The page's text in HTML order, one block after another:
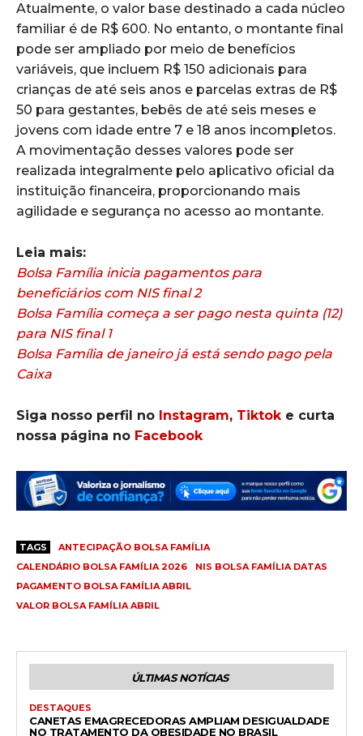
Atualmente, o valor base destinado a cada núcleo
familiar é de R$ 600. No entanto, o montante final
pode ser ampliado por meio de benefícios
variáveis, que incluem R$ 150 adicionais para
crianças de até seis anos e parcelas extras de R$
50 para gestantes, bebês de até seis meses e
jovens com idade entre 7 e 18 anos incompletos.
A movimentação desses valores pode ser
realizada integralmente pelo aplicativo oficial da
instituição financeira, proporcionando mais
agilidade e segurança no acesso ao montante.
Leia mais:
Bolsa Família inicia pagamentos para
beneficiários com NIS final 2
Bolsa Família começa a ser pago nesta quinta (12)
para NIS final 1
Bolsa Família de janeiro já está sendo pago pela
Caixa
Siga nosso perfil no Instagram, Tiktoke curta
nossa página no Facebook
TAGS
ANTECIPAÇÃO BOLSA FAMÍLIA
CALENDÁRIO BOLSA FAMÍLIA 2026
NIS BOLSA FAMÍLIA DATAS
PAGAMENTO BOLSA FAMÍLIA ABRIL
VALOR BOLSA FAMÍLIA ABRIL
ÚLTIMAS NOTÍCIAS
DESTAQUES
CANETAS EMAGRECEDORAS AMPLIAM DESIGUALDADE
NO TRATAMENTO DA OBESIDADE NO BRASIL